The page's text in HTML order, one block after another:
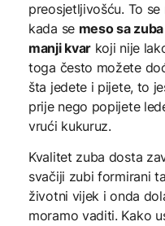
preosjetljivošću. To
kada se meso sa
manji kvar koji nije
toga često možete
šta jedete i pijete, to
prije nego popijete
vrući kukuruz.
Kvalitet zuba dosta
svačiji zubi formirani
životni vijek i onda
moramo vaditi. Kako